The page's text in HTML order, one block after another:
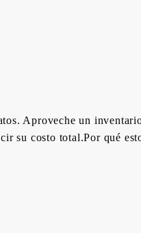
Aproveche un
su costo total.Por qué